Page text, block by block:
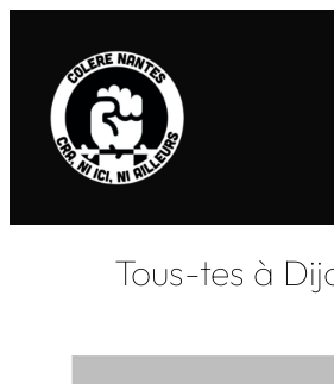
Tous-tes à